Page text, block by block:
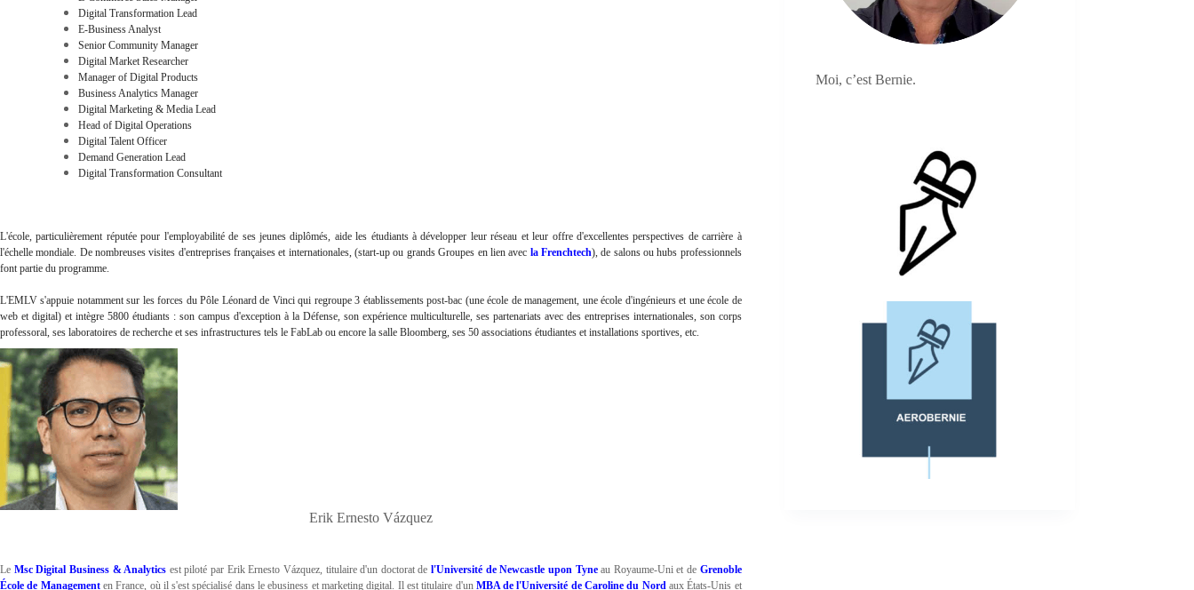
Digital Transformation Lead
E-Business Analyst
Senior Community Manager
Digital Market Researcher
Manager of Digital Products
Business Analytics Manager
Digital Marketing & Media Lead
Head of Digital Operations
Digital Talent Officer
Demand Generation Lead
Digital Transformation Consultant
L'école, particulièrement réputée pour l'employabilité de ses jeunes diplômés, aide les étudiants à développer leur réseau et leur offre d'excellentes perspectives de carrière à
l'échelle mondiale. De nombreuses visites d'entreprises françaises et internationales, (start-up ou grands Groupes en lien avec la Frenchtech), de salons ou hubs professionnels
font partie du programme.
L'EMLV s'appuie notamment sur les forces du Pôle Léonard de Vinci qui regroupe 3 établissements post-bac (une école de management, une école d'ingénieurs et une école de
web et digital) et intègre 5800 étudiants : son campus d'exception à la Défense, son expérience multiculturelle, ses partenariats avec des entreprises internationales, son corps
professoral, ses laboratoires de recherche et ses infrastructures tels le FabLab ou encore la salle Bloomberg, ses 50 associations étudiantes et installations sportives, etc.
Erik Ernesto Vázquez
Le Msc Digital Business & Analytics est piloté par Erik Ernesto Vázquez, titulaire d'un doctorat del'Université de Newcastle upon Tyneau Royaume-Uni et de Grenoble
École de Management en France, où il s'est spécialisé dans le ebusiness et marketing digital. Il est titulaire d'un MBA de l'Université de Caroline du Nordaux États-Unis et
Moi, c’est Bernie.